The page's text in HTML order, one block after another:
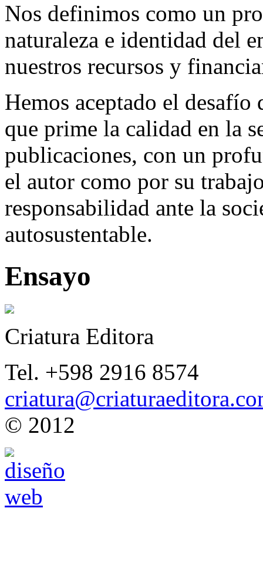
Nos definimos como un
naturaleza e identidad del
nuestros recursos y
Hemos aceptado el
que prime la calidad en la
publicaciones, con un
el autor como por su
responsabilidad ante la
autosustentable.
Ensayo
Criatura Editora
Tel. +598 2916 8574
© 2012